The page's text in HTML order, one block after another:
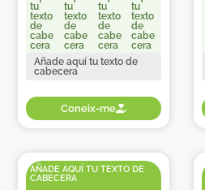
tu
texto
de
cabe
cera
tu
texto
de
cabe
cera
tu
texto
de
cabe
cera
tu
texto
de
cabe
cera
Añade aquí tu texto de
cabecera
Coneix-me
AÑADE AQUÍ TU TEXTO DE
CABECERA